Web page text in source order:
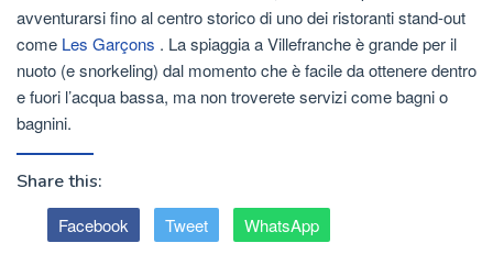
avventurarsi fino al centro storico di uno dei ristoranti stand-out
come Les Garçons . La spiaggia a Villefranche è grande per il
nuoto (e snorkeling) dal momento che è facile da ottenere dentro
e fuori l’acqua bassa, ma non troverete servizi come bagni o
bagnini.
Share this:
Facebook Tweet WhatsApp